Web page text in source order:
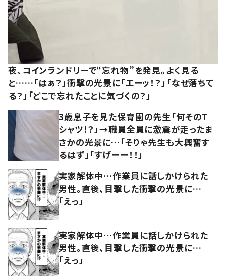
夜、コインランドリーで“忘れ物”を発見。よく見る
と……「はぁ？」衝撃の光景に「エーッ！？」「なぜ落ちて
る？」「どこで忘れたことに気づくの？」
3歳息子を見た保育園の先生「何そのT
シャツ！？」→職員全員に激震が走ったま
さかの光景に…「そりゃ先生も大興奮す
るはず」「すげーー！！」
実家解体中…作業員に話しかけられた
男性。直後、目撃した衝撃の光景に…
「えっ」
実家解体中…作業員に話しかけられた
男性。直後、目撃した衝撃の光景に…
「えっ」